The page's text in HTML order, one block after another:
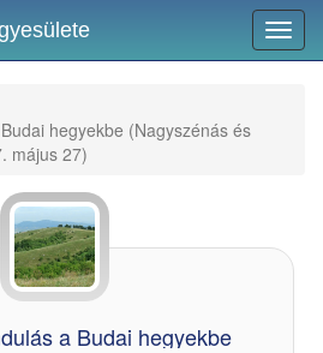
hegyekbe (Nagyszénás és
május 27)
a Budai hegyekbe